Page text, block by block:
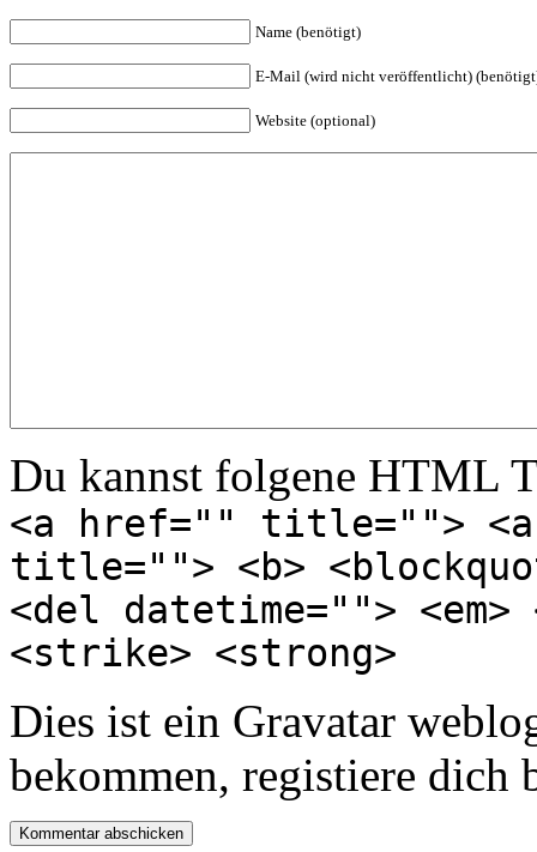
Name (benötigt)
E-Mail (wird nicht veröffentlicht)
Website (optional)
Du kannst folgene HTML
<a href="" title="">
title=""> <b>
<del datetime="">
<strike> <strong>
Dies ist ein Gravatar
bekommen, registiere dich